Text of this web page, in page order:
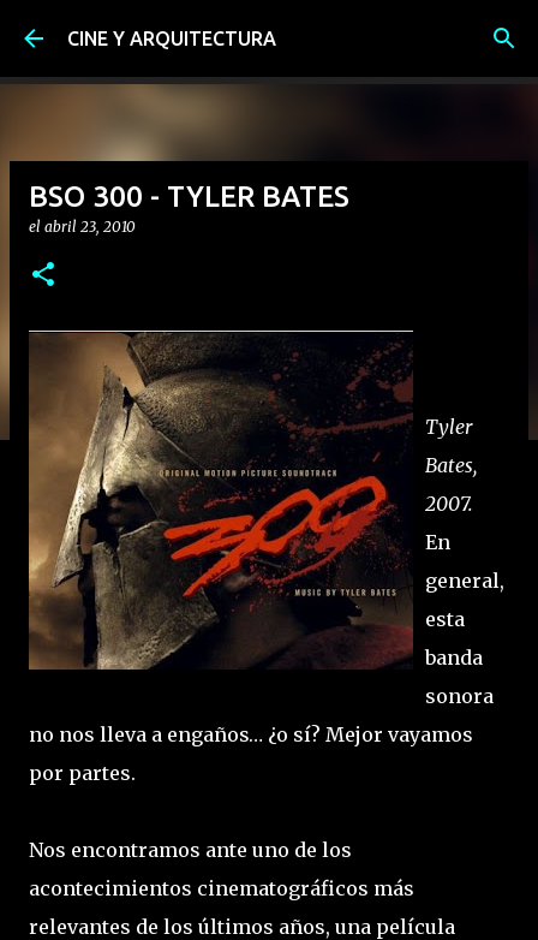
Ir al contenido principal
CINE Y ARQUITECTURA
BSO 300 - TYLER BATES
el abril 23, 2010
Tyler
Bates,
2007.
En
general,
esta
banda
sonora
no nos lleva a engaños… ¿o sí? Mejor vayamos
por partes.
Nos encontramos ante uno de los
acontecimientos cinematográficos más
relevantes de los últimos años, una película